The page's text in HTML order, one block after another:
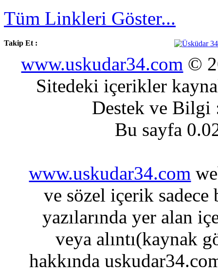
Tüm Linkleri Göster...
Takip Et :
www.uskudar34.com ©
Sitedeki içerikler
Destek ve
Bu sayfa
www.uskudar34.com
ve sözel içerik sadece
yazılarında yer alan
veya alıntı(kaynak
hakkında